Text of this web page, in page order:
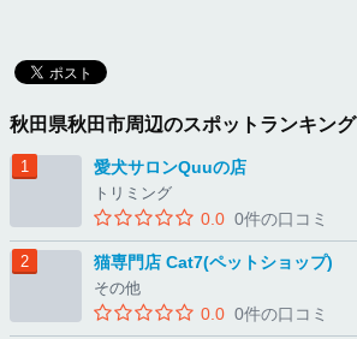
秋田県秋田市周辺のスポットランキング
愛犬サロンQuuの店
トリミング
0.0 0件の口コミ
猫専門店 Cat7(ペットショップ)
その他
0.0 0件の口コミ